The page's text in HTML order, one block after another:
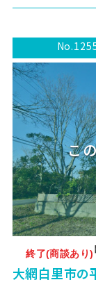
終了(商談あり)
大網白里市の